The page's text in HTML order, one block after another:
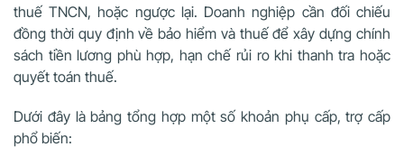
thuế TNCN, hoặc ngược lại. Doanh nghiệp cần đối chiếu
đồng thời quy định về bảo hiểm và thuế để xây dựng chính
sách tiền lương phù hợp, hạn chế rủi ro khi thanh tra hoặc
quyết toán thuế.
Dưới đây là bảng tổng hợp một số khoản phụ cấp, trợ cấp
phổ biến: